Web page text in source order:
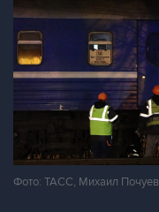
Фото: ТАСС, Михаил Почуев